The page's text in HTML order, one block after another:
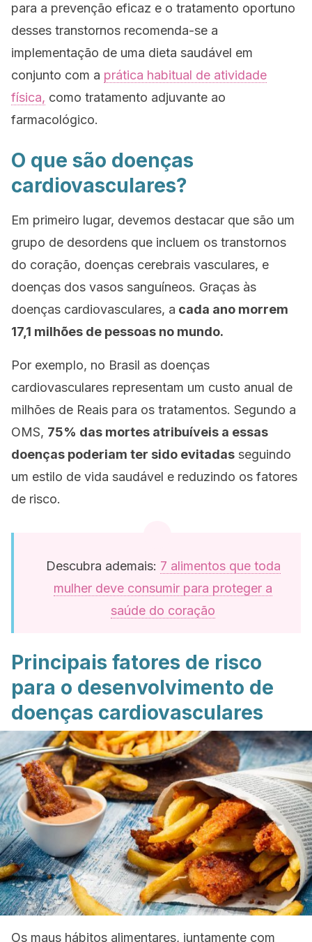
para a prevenção eficaz e o tratamento oportuno
desses transtornos recomenda-se a
implementação de uma dieta saudável em
conjunto com a prática habitual de atividade
física, como tratamento adjuvante ao
farmacológico.
O que são doenças
cardiovasculares?
Em primeiro lugar, devemos destacar que são um
grupo de desordens que incluem os transtornos
do coração, doenças cerebrais vasculares, e
doenças dos vasos sanguíneos. Graças às
doenças cardiovasculares, a cada ano morrem
17,1 milhões de pessoas no mundo.
Por exemplo, no Brasil as doenças
cardiovasculares representam um custo anual de
milhões de Reais para os tratamentos. Segundo a
OMS, 75% das mortes atribuíveis a essas
doenças poderiam ter sido evitadas seguindo
um estilo de vida saudável e reduzindo os fatores
de risco.
Descubra ademais: 7 alimentos que toda
mulher deve consumir para proteger a
saúde do coração
Principais fatores de risco
para o desenvolvimento de
doenças cardiovasculares
Os maus hábitos alimentares, juntamente com